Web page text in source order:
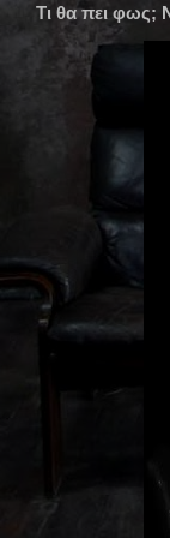
Τι θα πει φως;